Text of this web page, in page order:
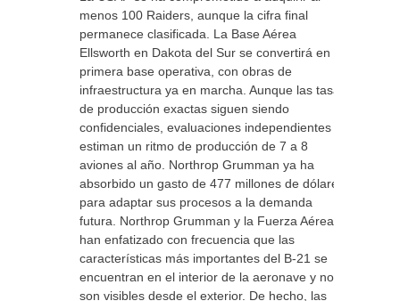
menos 100 Raiders, aunque la cifra final
permanece clasificada. La Base Aérea
Ellsworth en Dakota del Sur se convertirá en la
primera base operativa, con obras de
infraestructura ya en marcha. Aunque las tasas
de producción exactas siguen siendo
confidenciales, evaluaciones independientes
estiman un ritmo de producción de 7 a 8
aviones al año. Northrop Grumman ya ha
absorbido un gasto de 477 millones de dólares
para adaptar sus procesos a la demanda
futura. Northrop Grumman y la Fuerza Aérea
han enfatizado con frecuencia que las
características más importantes del B-21 se
encuentran en el interior de la aeronave y no
son visibles desde el exterior. De hecho, las